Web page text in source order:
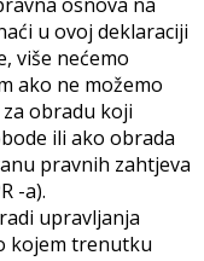
u ovoj deklaraciji
više nećemo
ako ne možemo
obradu koji
ili ako obrada
pravnih zahtjeva
-a).
upravljanja
kojem trenutku